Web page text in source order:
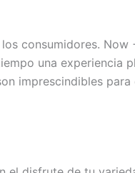
consumidores. Now
una experiencia
imprescindibles para